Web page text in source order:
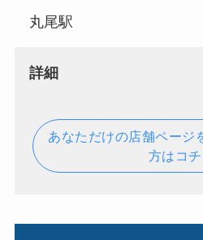
丸尾駅
詳細
あなただけの店舗ページ
方はコチ